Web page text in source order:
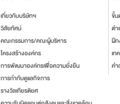
เกี่ยวกับบริษัทฯ
วิสัยทัศน์
คณะกรรมการ/คณะผู้บริหาร
โครงสร้างองค์กร
การพัฒนาองค์กรเพื่อความยั่งยืน
การกำกับดูแลกิจการ
รางวัลเกียรติยศ
ขั้
ตำ
ฝึ
เท
ค